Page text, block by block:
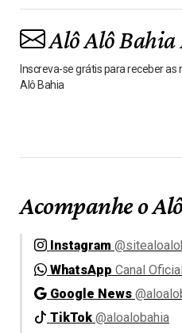
Alô Alô Bahia
Inscreva-se grátis para receber
Alô Bahia
Acompanhe o
Instagram
WhatsApp Canal Oficial
Google News
TikTok @aloalobahia